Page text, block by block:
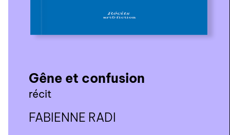
Gêne et confusion
récit
FABIENNE RADI